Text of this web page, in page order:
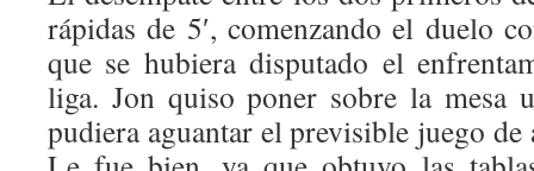
rápidas de 5′, comenzando el duelo
que se hubiera disputado el
liga. Jon quiso poner sobre la mesa
pudiera aguantar el previsible juego